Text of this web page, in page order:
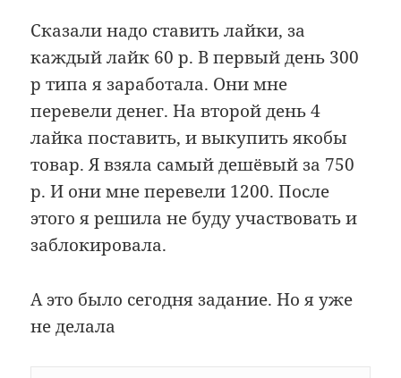
Сказали надо ставить лайки, за
каждый лайк 60 р. В первый день 300
р типа я заработала. Они мне
перевели денег. На второй день 4
лайка поставить, и выкупить якобы
товар. Я взяла самый дешёвый за 750
р. И они мне перевели 1200. После
этого я решила не буду участвовать и
заблокировала.
А это было сегодня задание. Но я уже
не делала